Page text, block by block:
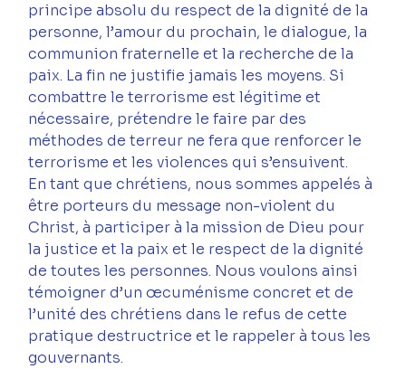
principe absolu du respect de la dignité de la
personne, l’amour du prochain, le dialogue, la
communion fraternelle et la recherche de la
paix. La fin ne justifie jamais les moyens. Si
combattre le terrorisme est légitime et
nécessaire, prétendre le faire par des
méthodes de terreur ne fera que renforcer le
terrorisme et les violences qui s’ensuivent.
En tant que chrétiens, nous sommes appelés à
être porteurs du message non-violent du
Christ, à participer à la mission de Dieu pour
la justice et la paix et le respect de la dignité
de toutes les personnes. Nous voulons ainsi
témoigner d’un œcuménisme concret et de
l’unité des chrétiens dans le refus de cette
pratique destructrice et le rappeler à tous les
gouvernants.